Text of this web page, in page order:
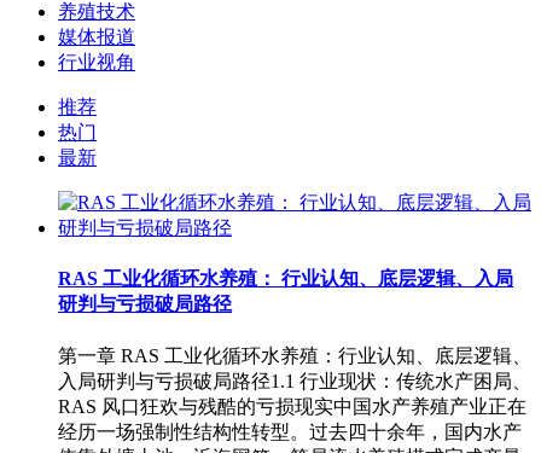
养殖技术
媒体报道
行业视角
推荐
热门
最新
RAS 工业化循环水养殖： 行业认知、底层逻辑、入局
研判与亏损破局路径
第一章 RAS 工业化循环水养殖：行业认知、底层逻辑、
入局研判与亏损破局路径1.1 行业现状：传统水产困局、
RAS 风口狂欢与残酷的亏损现实中国水产养殖产业正在
经历一场强制性结构性转型。过去四十余年，国内水产